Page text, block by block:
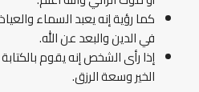
كما رؤية إنه يعبد السماء
في الدين والبعد عن الله.
إذا رأى الشخص إنه يقوم
الخير وسعة الرزق.